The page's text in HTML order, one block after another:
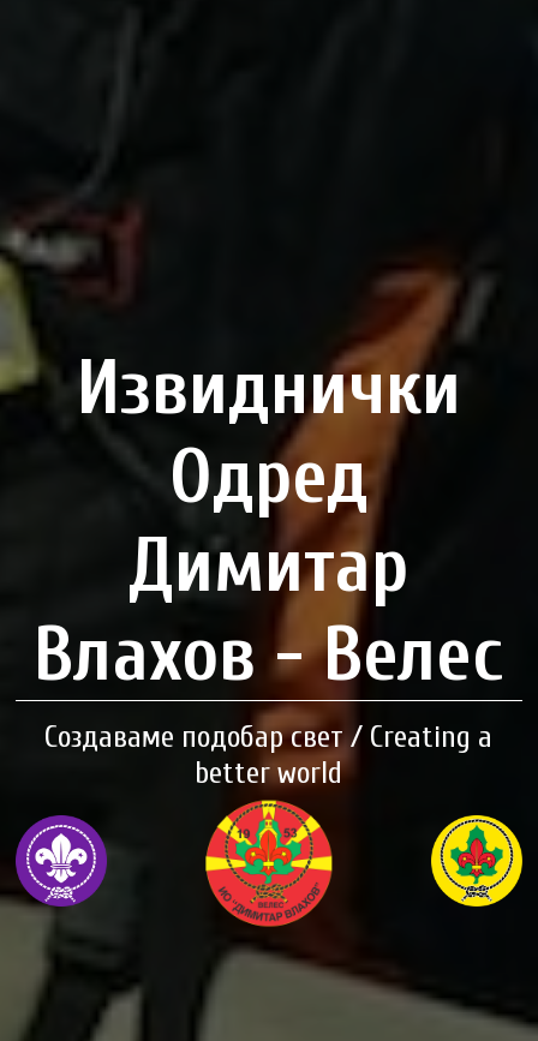
Извиднички
Одред
Димитар
Влахов - Велес
Создаваме подобар свет / Creating a
better world